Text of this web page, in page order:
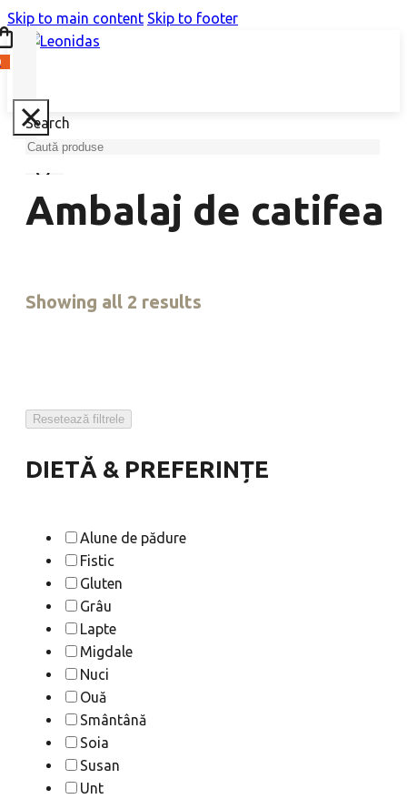
Skip to main content Skip to footer
Search
Ambalaj de catifea
Showing all 2 results
Resetează filtrele
DIETĂ & PREFERINȚE
Alune de pădure
Fistic
Gluten
Grâu
Lapte
Migdale
Nuci
Ouă
Smântână
Soia
Susan
Unt